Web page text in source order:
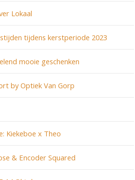
Lokaal
tijdens kerstperiode 2023
mooie geschenken
by Optiek Van Gorp
Kiekeboe x Theo
& Encoder Squared